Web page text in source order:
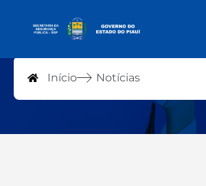
Notícias
Início Notícias